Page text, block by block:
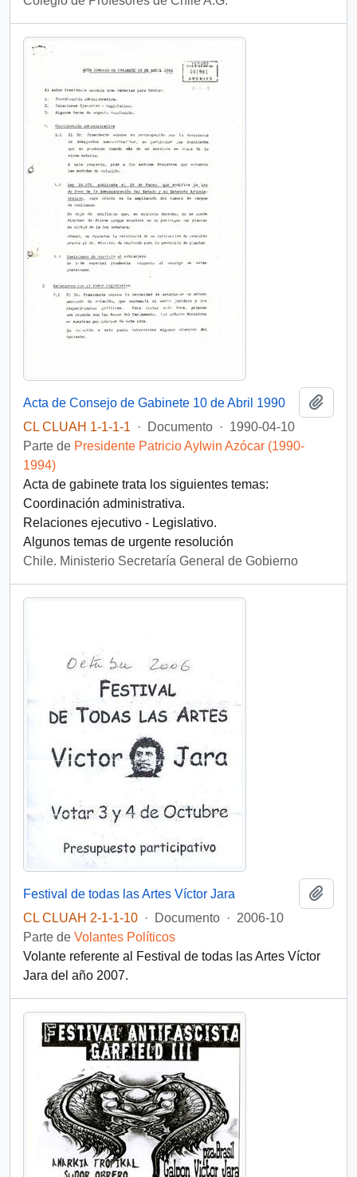
Acta de Consejo de Gabinete 10 de Abril 1990
CL CLUAH 1-1-1-1
· Documento · 1990-04-10
Parte de Presidente Patricio Aylwin Azócar (1990-
1994)
Acta de gabinete trata los siguientes temas:
Coordinación administrativa.
Relaciones ejecutivo - Legislativo.
Algunos temas de urgente resolución
Chile. Ministerio Secretaría General de Gobierno
Festival de todas las Artes Víctor Jara
CL CLUAH 2-1-1-10 · Documento · 2006-10
Parte de Volantes Políticos
Volante referente al Festival de todas las Artes Víctor
Jara del año 2007.